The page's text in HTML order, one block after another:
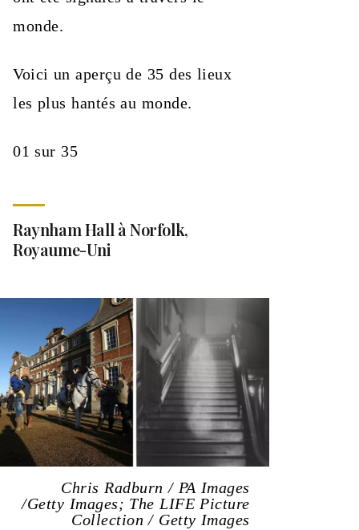
monde.
Voici un aperçu de 35 des lieux
les plus hantés au monde.
01 sur 35
Raynham Hall à Norfolk,
Royaume-Uni
Chris Radburn / PA Images
/Getty Images; The LIFE Picture
Collection / Getty Images